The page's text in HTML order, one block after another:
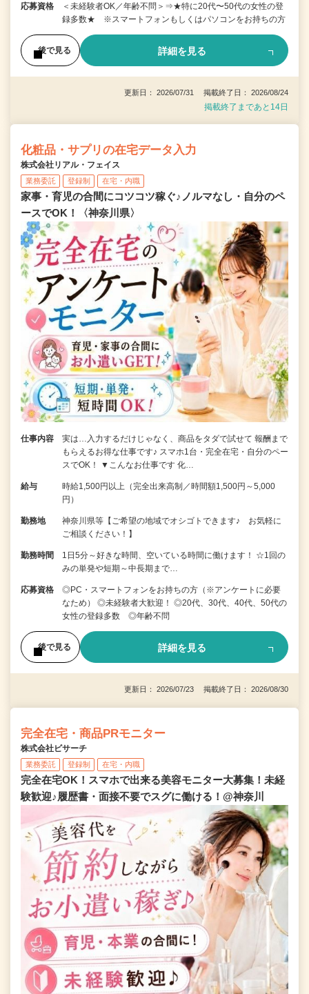
応募資格
＜未経験者OK／年齢不問＞⇒★特に20代〜50代の女性の登
録多数★ ※スマートフォンもしくはパソコンをお持ちの方
後で見る 詳細を見る
更新日： 2026/07/31 掲載終了日： 2026/08/24
掲載終了まであと14日
化粧品・サプリの在宅データ入力
株式会社リアル・フェイス
業務委託 登録制 在宅・内職
家事・育児の合間にコツコツ稼ぐ♪ノルマなし・自分のペ
ースでOK！〈神奈川県〉
仕事内容
実は…入力するだけじゃなく、商品をタダで試せて 報酬まで
もらえるお得な仕事です♪ スマホ1台・完全在宅・自分のペー
スでOK！ ▼こんなお仕事です 化…
給与
時給1,500円以上（完全出来高制／時間額1,500円～5,000
円）
勤務地
神奈川県等【ご希望の地域でオシゴトできます♪ お気軽に
ご相談ください！】
勤務時間
1日5分～好きな時間、空いている時間に働けます！ ☆1回の
みの単発や短期～中長期まで…
応募資格
◎PC・スマートフォンをお持ちの方（※アンケートに必要
なため） ◎未経験者大歓迎！ ◎20代、30代、40代、50代の
女性の登録多数 ◎年齢不問
後で見る 詳細を見る
更新日： 2026/07/23 掲載終了日： 2026/08/30
完全在宅・商品PRモニター
株式会社ビサーチ
業務委託 登録制 在宅・内職
完全在宅OK！スマホで出来る美容モニター大募集！未経
験歓迎♪履歴書・面接不要でスグに働ける！@神奈川